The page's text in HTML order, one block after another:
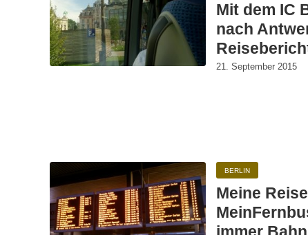
Mit dem IC
nach
21. September 2015
BERLIN
Meine